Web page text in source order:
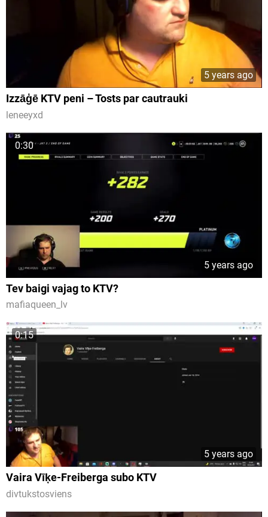
5 years ago
Izzāģē KTV peni – Tosts par cautrauki
leneeyxd
0:30
5 years ago
Tev baigi vajag to KTV?
mafiaqueen_lv
0:15
5 years ago
Vaira Vīķe-Freiberga subo KTV
divtukstosviens